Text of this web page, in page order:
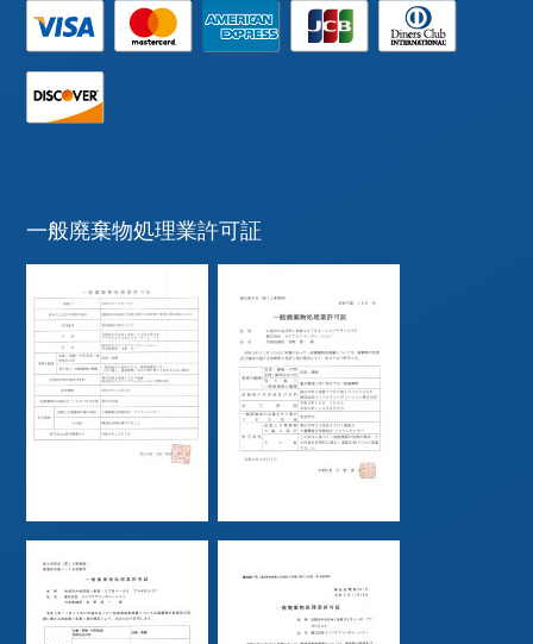
一般廃棄物処理業許可証